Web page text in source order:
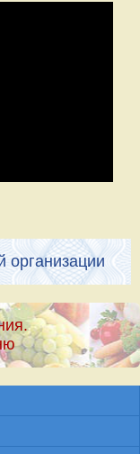
организации